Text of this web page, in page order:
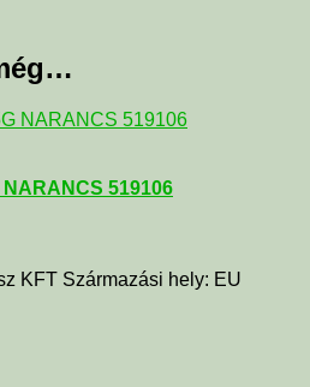
519106
KFT Származási hely: EU